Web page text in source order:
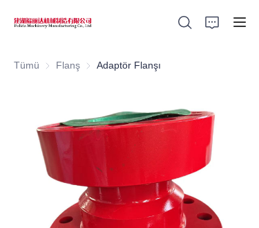
Tümü Flanş FlanşAdaptör Flanşı
Products
About Us